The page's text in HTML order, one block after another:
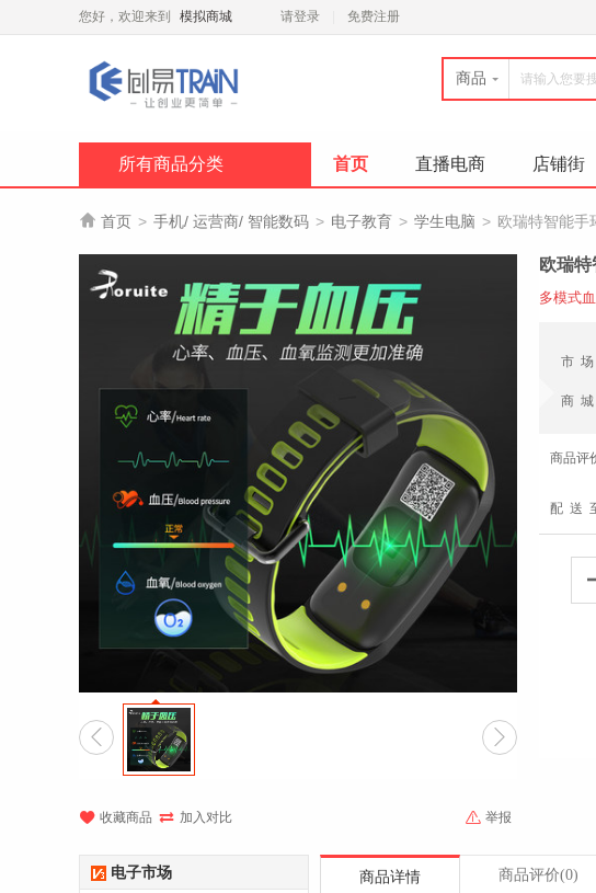
您好，欢迎来到 模拟商城 请登录 免费注册
商品
所有商品分类 首页 直播电商 店铺街
 首页 > 手机/ 运营商/ 智能数码 > 电子教育 > 学生电脑 > 欧瑞特智能手
 
 收藏商品  加入对比  举报
欧瑞
多模式
市
商
商品评
配送
商品详情 商品评价(0)
电子市场